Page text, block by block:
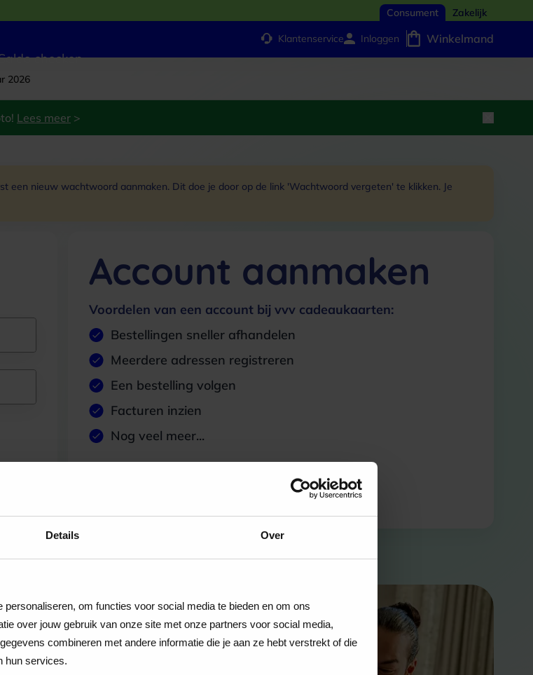
Details Over
om functies voor social media te bieden en om ons
over jouw gebruik van onze site met onze partners voor social media,
combineren met andere informatie die je aan ze hebt verstrekt of die
hun services.
Consument Zakelijk
checken
Klantenservice Inloggen Winkelmand
2026
Lees meer >
nieuw wachtwoord aanmaken. Dit doe je door op de link 'Wachtwoord vergeten' te klikken. Je
Account aanmaken
Voordelen van een account bij vvv cadeaukaarten:
Bestellingen sneller afhandelen
Meerdere adressen registreren
Een bestelling volgen
Facturen inzien
Nog veel meer...